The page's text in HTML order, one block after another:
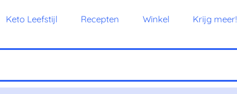
Keto Leefstijl Recepten Winkel Krijg meer!